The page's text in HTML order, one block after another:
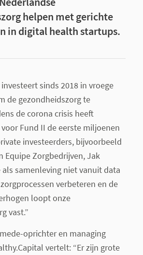
helpen met gerichte
in digital health startups.
sinds 2018 in vroege
de gezondheidszorg te
de corona crisis heeft
Fund II de eerste miljoenen
investeerders, bijvoorbeeld
Equipe Zorgbedrijven, Jak
als samenleving niet vanuit data
verbeteren en de
loopt onze
vast.”
oprichter en managing
vertelt: “Er zijn grote